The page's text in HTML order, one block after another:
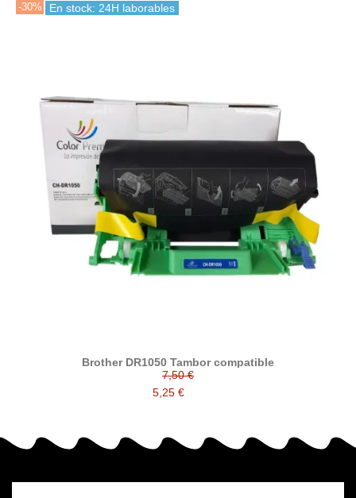
-30% En stock: 24H laborables
Brother DR1050 Tambor compatible
7,50 €
5,25 €